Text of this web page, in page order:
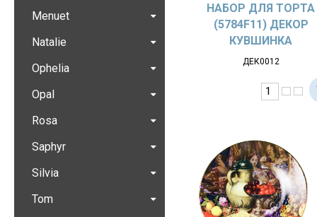
НАБОР ДЛЯ ТОРТА
(5784F11) ДЕКОР
КУВШИНКА
ДЕК0012
Menuet
Natalie
Ophelia
Opal
Rosa
Saphyr
Silvia
Tom